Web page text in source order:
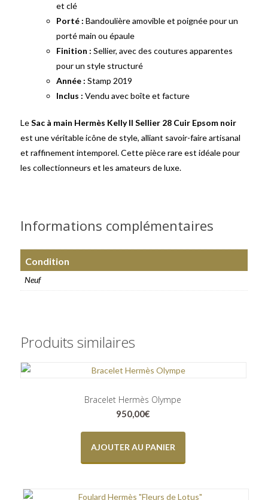
et clé
Porté : Bandoulière amovible et poignée pour un
porté main ou épaule
Finition : Sellier, avec des coutures apparentes
pour un style structuré
Année : Stamp 2019
Inclus : Vendu avec boîte et facture
LeSac à main Hermès Kelly II Sellier 28 Cuir Epsom noir
est une véritable icône de style, alliant savoir-faire artisanal
et raffinement intemporel. Cette pièce rare est idéale pour
les collectionneurs et les amateurs de luxe.
Informations complémentaires
Condition
Neuf
Produits similaires
Bracelet Hermès Olympe
950,00€
AJOUTER AU PANIER